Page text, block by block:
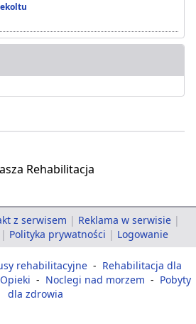
z serwisem | Reklama w serwisie |
| Polityka prywatności | Logowanie
rehabilitacyjne - Rehabilitacja dla
- Noclegi nad morzem - Pobyty
dla zdrowia